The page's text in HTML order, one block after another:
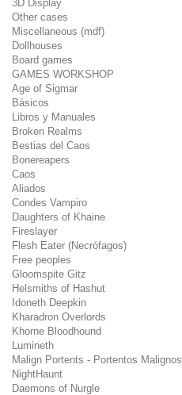
3D Display
Other cases
Miscellaneous (mdf)
Dollhouses
Board games
GAMES WORKSHOP
Age of Sigmar
Básicos
Libros y Manuales
Broken Realms
Bestias del Caos
Bonereapers
Caos
Aliados
Condes Vampiro
Daughters of Khaine
Fireslayer
Flesh Eater (Necrófagos)
Free peoples
Gloomspite Gitz
Helsmiths of Hashut
Idoneth Deepkin
Kharadron Overlords
Khorne Bloodhound
Lumineth
Malign Portents - Portentos Malignos
NightHaunt
Daemons of Nurgle